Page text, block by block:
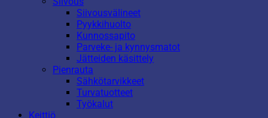
Siivousvälineet
Pyykkihuolto
Kunnossapito
Parveke- ja kynnysmatot
Jätteiden käsittely
Pienrauta
Sähkötarvikkeet
Turvatuotteet
Työkalut
Keittiö